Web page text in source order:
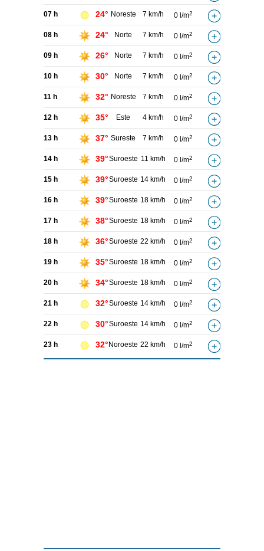
07 h 24° Noreste 7 km/h 0 l/m2
08 h 24° Norte 7 km/h 0 l/m2
09 h 26° Norte 7 km/h 0 l/m2
10 h 30° Norte 7 km/h 0 l/m2
11 h 32° Noreste 7 km/h 0 l/m2
12 h 35° Este 4 km/h 0 l/m2
13 h 37° Sureste 7 km/h 0 l/m2
14 h 39°Suroeste 11 km/h 0 l/m2
15 h 39°Suroeste 14 km/h 0 l/m2
16 h 39°Suroeste 18 km/h 0 l/m2
17 h 38°Suroeste 18 km/h 0 l/m2
18 h 36°Suroeste 22 km/h 0 l/m2
19 h 35°Suroeste 18 km/h 0 l/m2
20 h 34°Suroeste 18 km/h 0 l/m2
21 h 32°Suroeste 14 km/h 0 l/m2
22 h 30°Suroeste 14 km/h 0 l/m2
23 h 32° Noroeste 22 km/h 0 l/m2